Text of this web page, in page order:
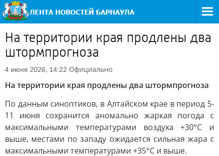
На территории края продлены два
штормпрогноза
4 июня 2026, 14:22 Официально
На территории края продлены два штормпрогноза
По данным синоптиков, в Алтайском крае в период 5-
11 июня сохранится аномально жаркая погода с
максимальными температурами воздуха +30°С и
выше, местами по западу ожидается сильная жара с
максимальными температурами +35°С и выше.